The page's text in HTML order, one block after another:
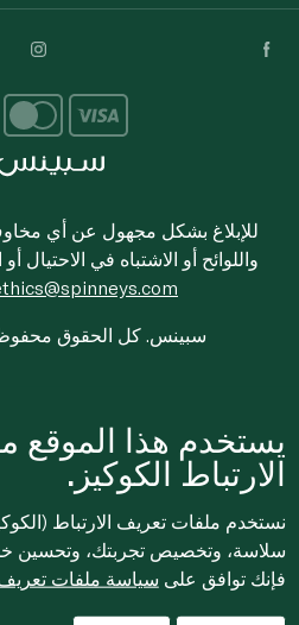
للإبلاغ بشكل مجهول عن أي
واللوائح أو الاشتباه في الاحتيال
© 2020-2026 سبينس. كل الحقوق
يستخدم هذا الموقع
الارتباط الكوكيز.
نستخدم ملفات تعريف الارتباط
سلاسة، وتخصيص تجربتك، وتحسين
فإنك توافق على سياسة ملفات تعريف